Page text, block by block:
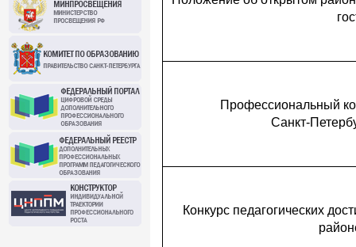
Профессиональный
Санкт-
Конкурс педагогических